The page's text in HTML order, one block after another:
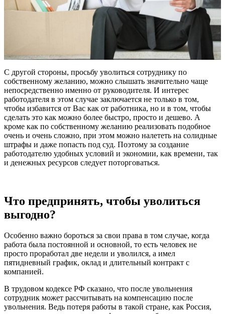
С другой стороны, просьбу уволиться сотруднику по
собственному желанию, можно слышать значительно чаще
непосредственно именно от руководителя. И интерес
работодателя в этом случае заключается не только в том,
чтобы избавится от Вас как от работника, но и в том, чтобы
сделать это как можно более быстро, просто и дешево. А
кроме как по собственному желанию реализовать подобное
очень и очень сложно, при этом можно налететь на солидные
штрафы и даже попасть под суд. Поэтому за создание
работодателю удобных условий и экономии, как времени, так
и денежных ресурсов следует поторговаться.
Что предпринять, чтобы уволиться
выгодно?
Особенно важно бороться за свои права в том случае, когда
работа была постоянной и основной, то есть человек не
просто проработал две недели и уволился, а имел
пятидневный график, оклад и длительный контракт с
компанией.
В трудовом кодексе РФ сказано, что после увольнения
сотрудник может рассчитывать на компенсацию после
увольнения. Ведь потеря работы в такой стране, как Россия,